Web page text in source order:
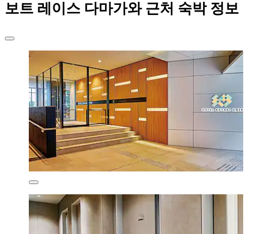
보트 레이스 다마가와 근처 숙박 정보